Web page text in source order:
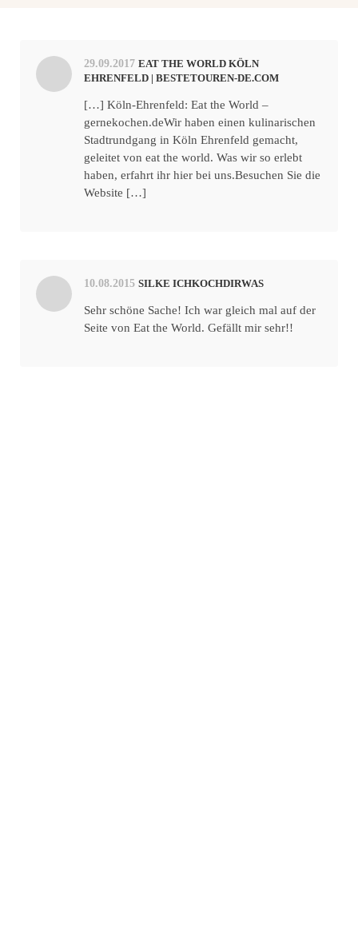
29.09.2017 EAT THE WORLD KÖLN
EHRENFELD | BESTETOUREN-DE.COM
[…] Köln-Ehrenfeld: Eat the World –
gernekochen.deWir haben einen kulinarischen
Stadtrundgang in Köln Ehrenfeld gemacht,
geleitet von eat the world. Was wir so erlebt
haben, erfahrt ihr hier bei uns.Besuchen Sie die
Website […]
10.08.2015 SILKE ICHKOCHDIRWAS
Sehr schöne Sache! Ich war gleich mal auf der
Seite von Eat the World. Gefällt mir sehr!!